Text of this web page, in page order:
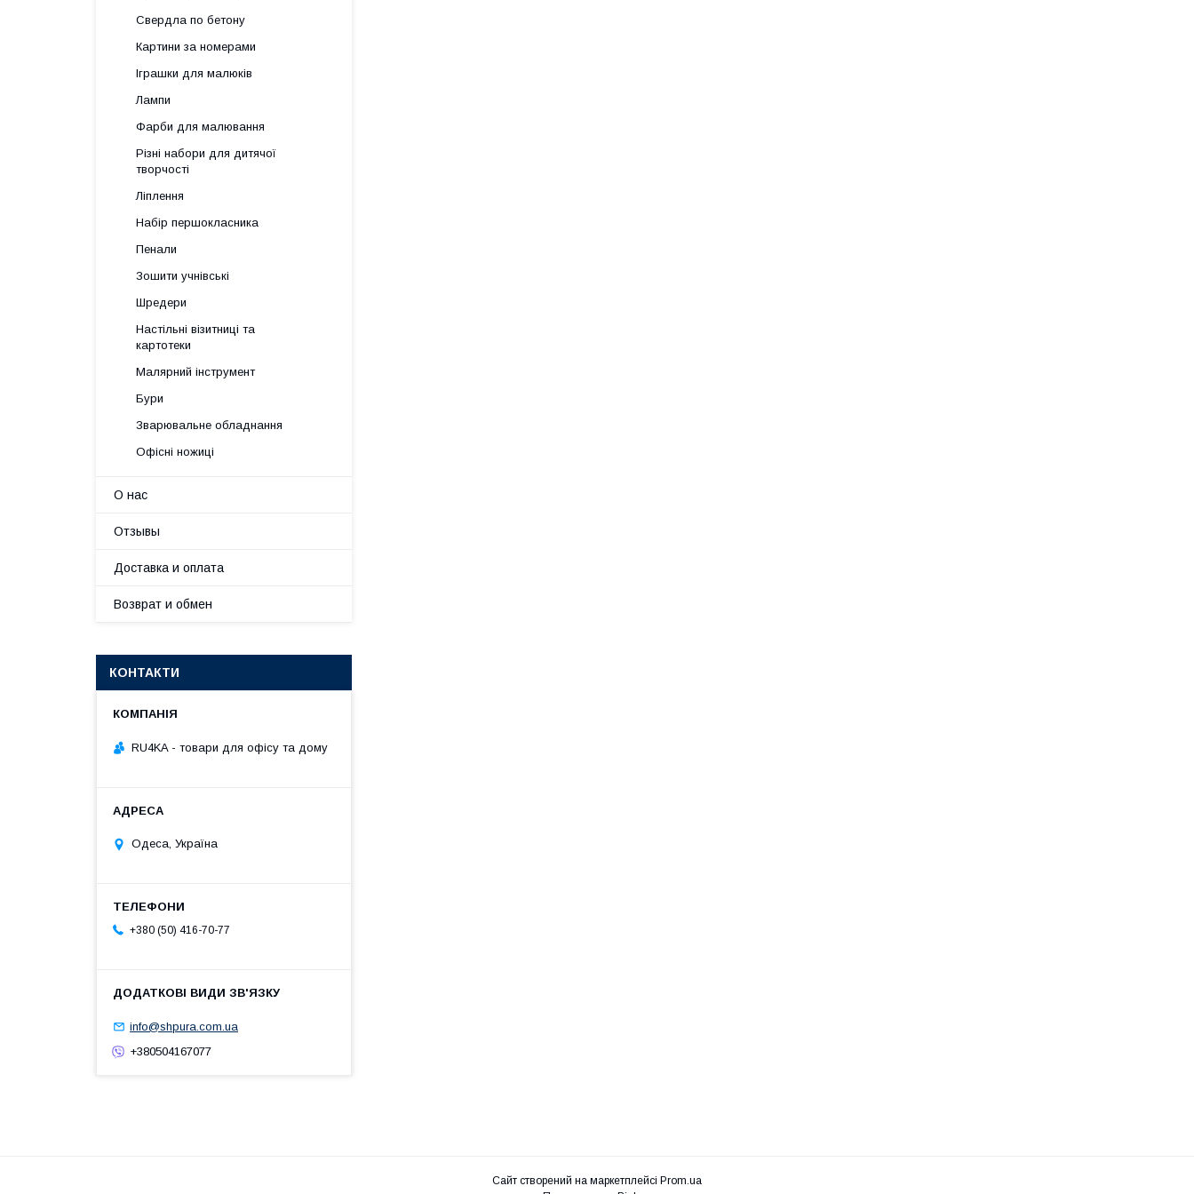
Свердла по бетону
Картини за номерами
Іграшки для малюків
Лампи
Фарби для малювання
Різні набори для дитячої
творчості
Ліплення
Набір першокласника
Пенали
Зошити учнівські
Шредери
Настільні візитниці та
картотеки
Малярний інструмент
Бури
Зварювальне обладнання
Офісні ножиці
О нас
Отзывы
Доставка и оплата
Возврат и обмен
КОНТАКТИ
RU4KA - товари для офісу та дому
Одеса, Україна
+380 (50) 416-70-77
info@shpura.com.ua
+380504167077
Сайт створений на маркетплейсі Prom.ua